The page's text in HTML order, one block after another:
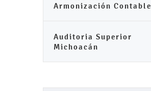
Armonización Contable
Auditoria Superior
Michoacán